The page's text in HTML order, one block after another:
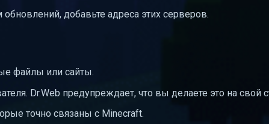
добавьте адреса этих серверов.
файлы или сайты.
Dr.Web предупреждает, что вы делаете это на свой
точно связаны с Minecraft.